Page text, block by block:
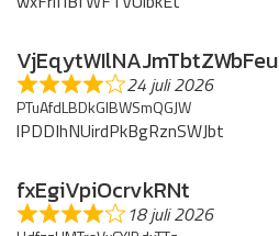
VjEqytWIlNAJmTbtZWbFeu
24 juli 2026
PTuAfdLBDkGlBWSmQGJW
lPDDIhNUirdPkBgRznSWJbt
fxEgiVpiOcrvkRNt
18 juli 2026